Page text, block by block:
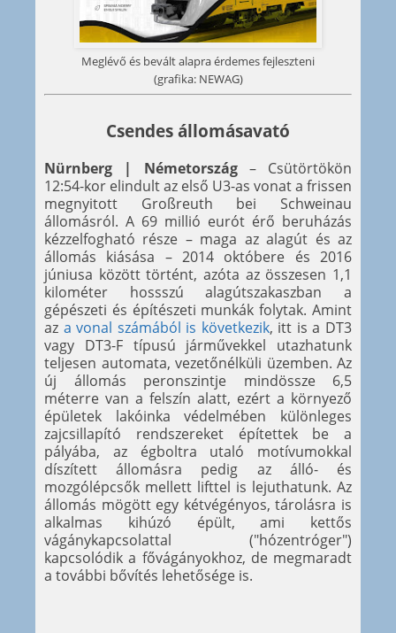
Meglévő és bevált alapra érdemes fejleszteni
(grafika: NEWAG)
Csendes állomásavató
Nürnberg | Németország– Csütörtökön
12:54-kor elindult az első U3-as vonat a frissen
megnyitott Großreuth bei Schweinau
állomásról. A 69 millió eurót érő beruházás
kézzelfogható része – maga az alagút és az
állomás kiásása – 2014 októbere és 2016
júniusa között történt, azóta az összesen 1,1
kilométer hossszú alagútszakaszban a
gépészeti és építészeti munkák folytak. Amint
az a vonal számából is következik, itt is a DT3
vagy DT3-F típusú járművekkel utazhatunk
teljesen automata, vezetőnélküli üzemben. Az
új állomás peronszintje mindössze 6,5
méterre van a felszín alatt, ezért a környező
épületek lakóinka védelmében különleges
zajcsillapító rendszereket építettek be a
pályába, az égboltra utaló motívumokkal
díszített állomásra pedig az álló- és
mozgólépcsők mellett lifttel is lejuthatunk. Az
állomás mögött egy kétvégényos, tárolásra is
alkalmas kihúzó épült, ami kettős
vágánykapcsolattal ("hózentróger")
kapcsolódik a fővágányokhoz, de megmaradt
a további bővítés lehetősége is.